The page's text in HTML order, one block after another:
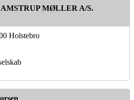
MØLLER A/S.
Holstebro